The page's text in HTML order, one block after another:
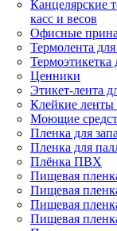
Канцелярские
касс и весов
Офисные
Термолента для
Термоэтикетка
Ценники
Этикет-лента
Клейкие ленты
Моющие
Пленка для
Пленка для
Плёнка ПВХ
Пищевая
Пищевая
Пищевая
Пищевая